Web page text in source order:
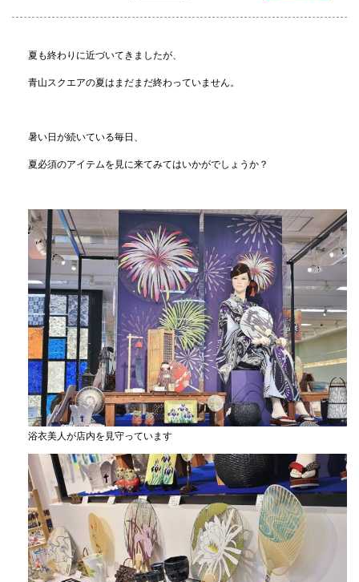
夏も終わりに近づいてきましたが、
青山スクエアの夏はまだまだ終わっていません。
暑い日が続いている毎日、
夏必須のアイテムを見に来てみてはいかがでしょうか？
浴衣美人が店内を見守っています